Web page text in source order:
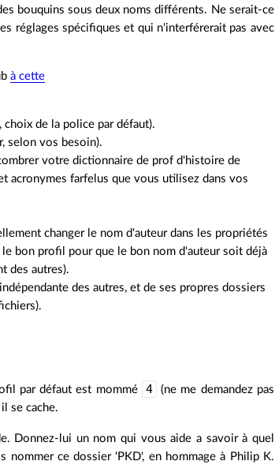
bouquins sous deux noms différents. Ne serait-ce
réglages spécifiques et qui n'interférerait pas avec
à cette
de la police par défaut).
selon vos besoin).
votre dictionnaire de prof d'histoire de
acronymes farfelus que vous utilisez dans vos
changer le nom d'auteur dans les propriétés
bon profil pour que le bon nom d'auteur soit déjà
des autres).
des autres, et de ses propres dossiers
par défaut est mommé 4
(ne me demandez pas
se cache.
Donnez-lui un nom qui vous aide a savoir à quel
ce dossier 'PKD', en hommage à Philip K.